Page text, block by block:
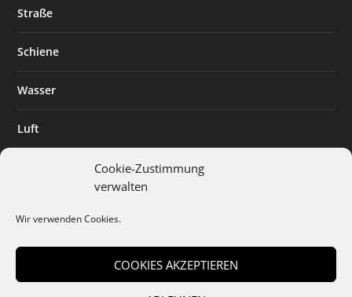
Cookie-Zustimmung
verwalten
Wir verwenden Cookies.
COOKIES AKZEPTIEREN
Straße
Schiene
Wasser
Luft
Digitalisierung